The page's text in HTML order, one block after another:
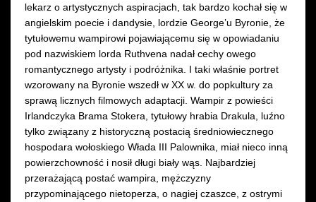
lekarz o artystycznych aspiracjach, tak bardzo kochał się w
angielskim poecie i dandysie, lordzie George’u Byronie, że
tytułowemu wampirowi pojawiającemu się w opowiadaniu
pod nazwiskiem lorda Ruthvena nadał cechy owego
romantycznego artysty i podróżnika. I taki właśnie portret
wzorowany na Byronie wszedł w XX w. do popkultury za
sprawą licznych filmowych adaptacji. Wampir z powieści
Irlandczyka Brama Stokera, tytułowy hrabia Drakula, luźno
tylko związany z historyczną postacią średniowiecznego
hospodara wołoskiego Włada III Palownika, miał nieco inną
powierzchowność i nosił długi biały wąs. Najbardziej
przerażającą postać wampira, mężczyzny
przypominającego nietoperza, o nagiej czaszce, z ostrymi